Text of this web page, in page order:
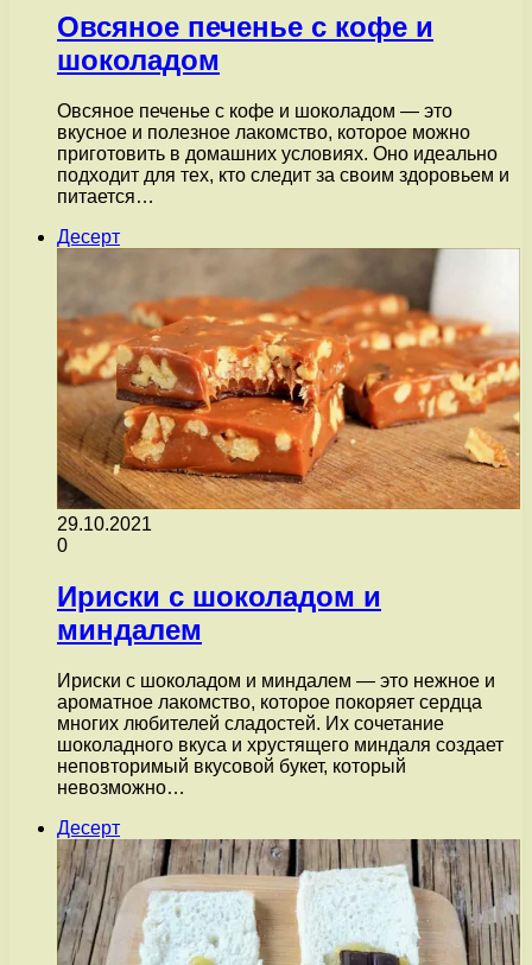
Овсяное печенье с кофе и
шоколадом
Овсяное печенье с кофе и шоколадом — это
вкусное и полезное лакомство, которое можно
приготовить в домашних условиях. Оно идеально
подходит для тех, кто следит за своим здоровьем и
питается…
Десерт
29.10.2021
0
Ириски с шоколадом и
миндалем
Ириски с шоколадом и миндалем — это нежное и
ароматное лакомство, которое покоряет сердца
многих любителей сладостей. Их сочетание
шоколадного вкуса и хрустящего миндаля создает
неповторимый вкусовой букет, который
невозможно…
Десерт